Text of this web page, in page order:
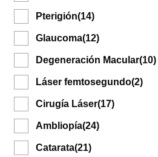
Pterigión(14)
Glaucoma(12)
Degeneración Macular(10)
Láser femtosegundo(2)
Cirugía Láser(17)
Ambliopía(24)
Catarata(21)